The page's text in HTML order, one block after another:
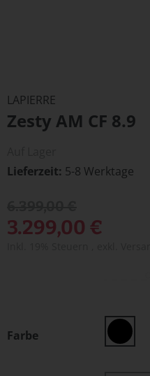
der
Bildergalerie
springen
LAPIERRE
Zesty AM CF 8.9
Lieferzeit 5-8 Werktage
3.299,00 €
Farbe